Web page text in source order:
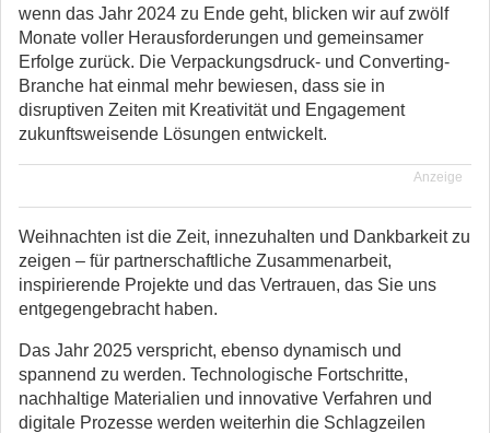
wenn das Jahr 2024 zu Ende geht, blicken wir auf zwölf
Monate voller Herausforderungen und gemeinsamer
Erfolge zurück. Die Verpackungsdruck- und Converting-
Branche hat einmal mehr bewiesen, dass sie in
disruptiven Zeiten mit Kreativität und Engagement
zukunftsweisende Lösungen entwickelt.
Anzeige
Weihnachten ist die Zeit, innezuhalten und Dankbarkeit zu
zeigen – für partnerschaftliche Zusammenarbeit,
inspirierende Projekte und das Vertrauen, das Sie uns
entgegengebracht haben.
Das Jahr 2025 verspricht, ebenso dynamisch und
spannend zu werden. Technologische Fortschritte,
nachhaltige Materialien und innovative Verfahren und
digitale Prozesse werden weiterhin die Schlagzeilen